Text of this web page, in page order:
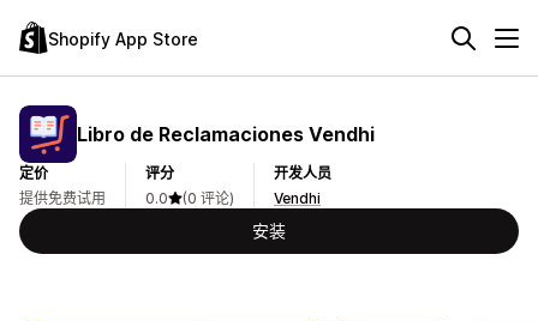
Shopify App Store
Libro de Reclamaciones Vendhi
定价
提供免费试用
评分
0.0
(0 评论)
开发人员
Vendhi
安装